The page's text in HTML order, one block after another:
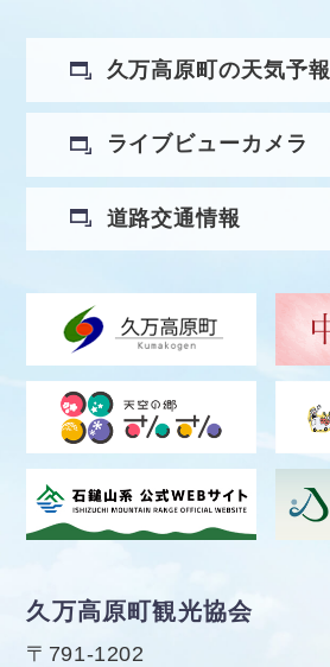
久万高原町の天気予報
ライブビューカメラ
道路交通情報
久万高原町観光協会
〒791-1202